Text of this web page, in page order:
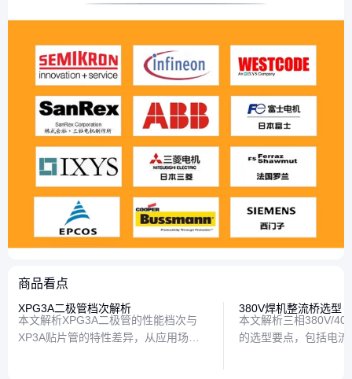
商品看点
XPG3A二极管档次解析
本文解析XPG3A二极管的性能档次与
XP3A贴片管的特性差异，从应用场景
380V焊机整流桥选型
本文解析三相380V/
的选型要点，包括电